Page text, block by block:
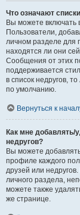
Что означают
Вы можете включать
Пользователи,
личном разделе для
находятся ли они
Сообщения от этих
поддерживается
в список недругов,
по умолчанию.
Вернуться к
Как мне добавлять/
недругов?
Вы можете
профиле каждого
друзей или
личного раздела,
можете также
же странице.